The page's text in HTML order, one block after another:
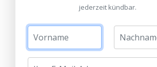
jederzeit kündbar.